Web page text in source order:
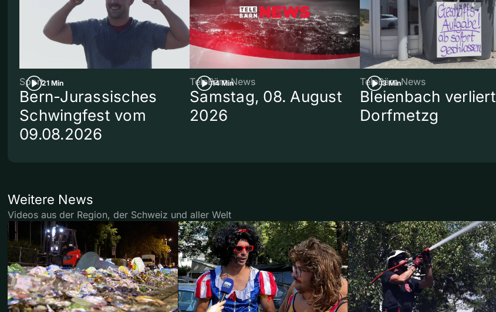
21 Min
Sport
Bern-Jurassisches
Schwingfest vom
09.08.2026
14 Min
TeleBärn News
Samstag, 08. August
2026
3 Min
TeleBärn News
Bleienbach verliert
Dorfmetzg
Weitere News
Videos aus der Region, der Schweiz und aller Welt